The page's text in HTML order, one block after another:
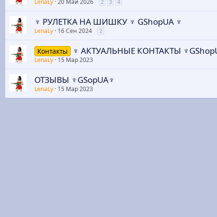
LenaLy 20 Май 2026 2 3 4
♆ РУЛЕТКА НА ШИШКУ ♆ GShopUA ♆
LenaLy 16 Сен 2024 2
Контакты ♆ АКТУАЛЬНЫЕ КОНТАКТЫ
LenaLy 15 Мар 2023
ОТЗЫВЫ ♆GSopUA♆
LenaLy 15 Мар 2023